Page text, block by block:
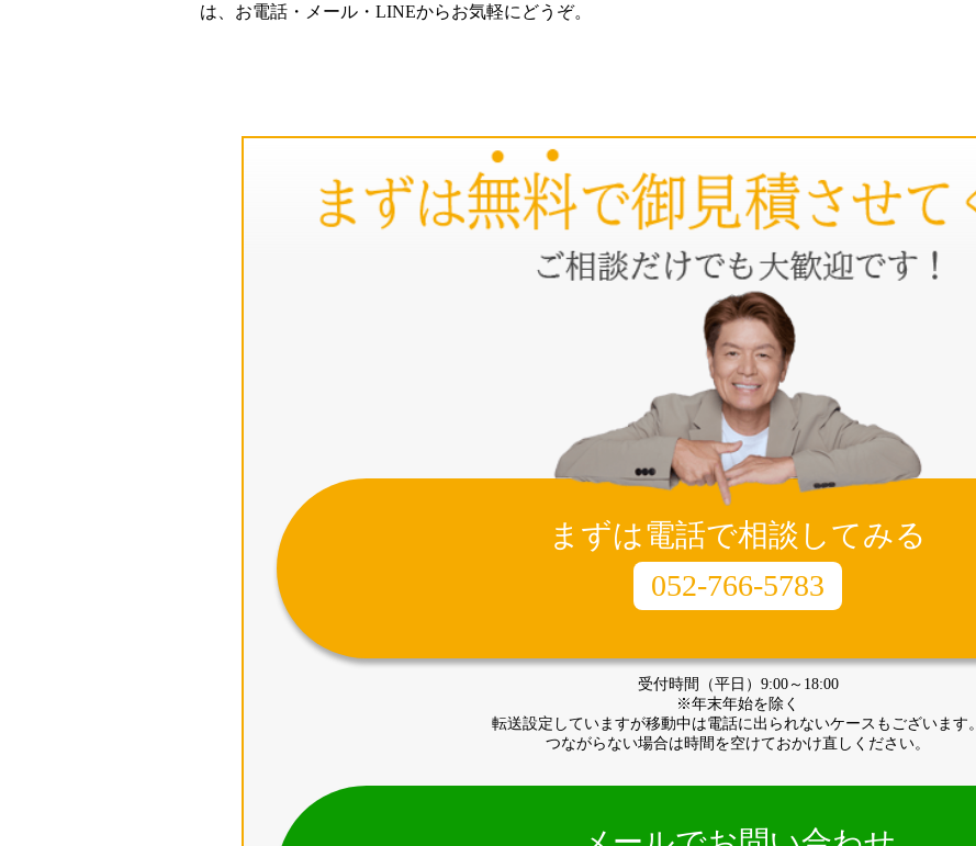
は、お電話・メール・LINEからお気軽にどうぞ。
まずは電話で相談してみる
052-766-5783
受付時間（平日）9:00～18:00
※年末年始を除く
転送設定していますが移動中は電話に出られないケースもございます。
つながらない場合は時間を空けておかけ直しください。